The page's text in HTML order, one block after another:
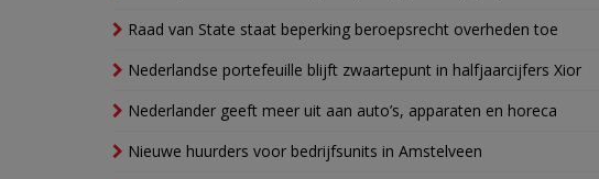
Raad van State staat beperking beroepsrecht overheden toe
Nederlandse portefeuille blijft zwaartepunt in halfjaarcijfers Xior
Nederlander geeft meer uit aan auto’s, apparaten en horeca
Nieuwe huurders voor bedrijfsunits in Amstelveen